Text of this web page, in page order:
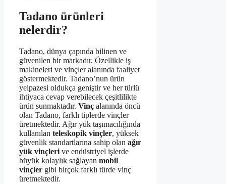
Tadano ürünleri
nelerdir?
Tadano, dünya çapında bilinen ve
güvenilen bir markadır. Özellikle iş
makineleri ve vinçler alanında faaliyet
göstermektedir. Tadano’nun ürün
yelpazesi oldukça geniştir ve her türlü
ihtiyaca cevap verebilecek çeşitlilikte
ürün sunmaktadır. Vinç alanında öncü
olan Tadano, farklı tiplerde vinçler
üretmektedir. Ağır yük taşımacılığında
kullanılan teleskopik vinçler, yüksek
güvenlik standartlarına sahip olan ağır
yük vinçleri ve endüstriyel işlerde
büyük kolaylık sağlayan mobil
vinçler gibi birçok farklı türde vinç
üretmektedir.